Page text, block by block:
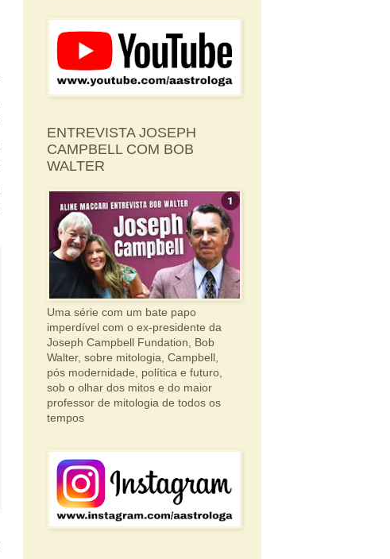
ENTREVISTA JOSEPH
CAMPBELL COM BOB
WALTER
Uma série com um bate papo
imperdível com o ex-presidente da
Joseph Campbell Fundation, Bob
Walter, sobre mitologia, Campbell,
pós modernidade, política e futuro,
sob o olhar dos mitos e do maior
professor de mitologia de todos os
tempos